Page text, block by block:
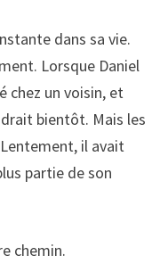
dans sa vie.
Lorsque Daniel
chez un voisin, et
bientôt. Mais les
il avait
partie de son
chemin.